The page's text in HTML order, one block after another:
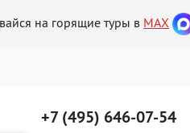
на горящие туры в MAX
+7 (495) 646-07-54